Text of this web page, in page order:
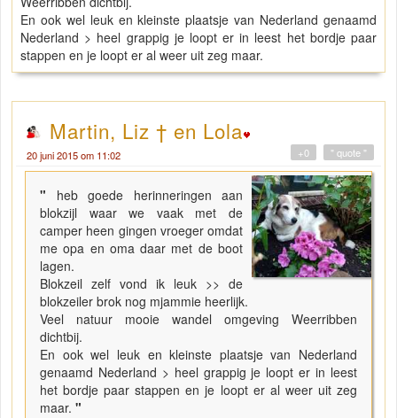
En ook wel leuk en kleinste plaatsje van Nederland genaamd
Nederland > heel grappig je loopt er in leest het bordje paar
stappen en je loopt er al weer uit zeg maar.
Martin, Liz † en Lola
20 juni 2015 om 11:02 " quote "
+0
" heb goede herinneringen aan
blokzijl waar we vaak met de
camper heen gingen vroeger omdat
me opa en oma daar met de boot
lagen.
Blokzeil zelf vond ik leuk >> de
blokzeiler brok nog mjammie heerlijk.
Veel natuur mooie wandel omgeving Weerribben
dichtbij.
En ook wel leuk en kleinste plaatsje van Nederland
genaamd Nederland > heel grappig je loopt er in leest
het bordje paar stappen en je loopt er al weer uit zeg
maar. "